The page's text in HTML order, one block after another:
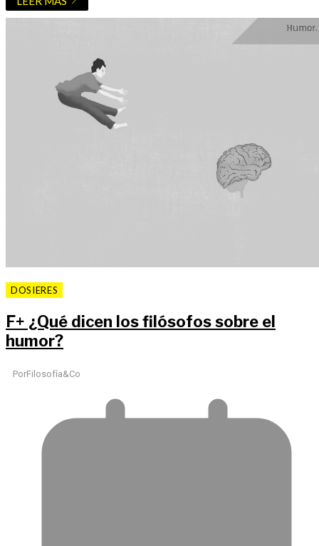
DOSIERES
F+ ¿Qué dicen los filósofos sobre el
humor?
PorFilosofía&Co